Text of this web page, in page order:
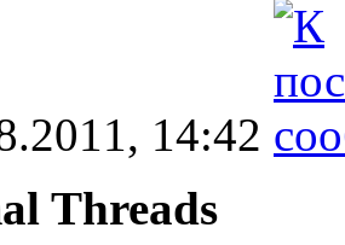
14:42
Threads